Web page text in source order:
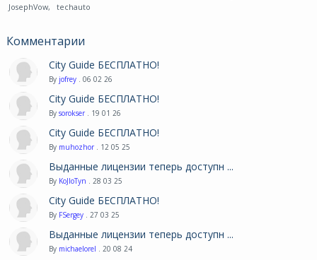
JosephVow, techauto
Комментарии
City Guide БЕСПЛАТНО!
By jofrey . 06 02 26
City Guide БЕСПЛАТНО!
By sorokser . 19 01 26
City Guide БЕСПЛАТНО!
By muhozhor . 12 05 25
Выданные лицензии теперь доступн ...
By KoJIoTyn . 28 03 25
City Guide БЕСПЛАТНО!
By FSergey . 27 03 25
Выданные лицензии теперь доступн ...
By michaelorel . 20 08 24